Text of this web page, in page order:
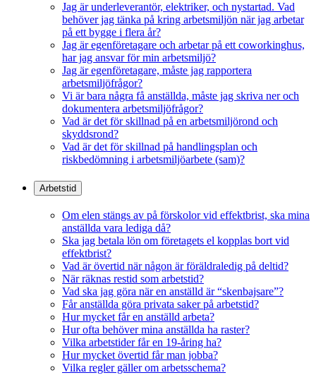
Jag är underleverantör, elektriker, och nystartad. Vad
behöver jag tänka på kring arbetsmiljön när jag arbetar
på ett bygge i flera år?
Jag är egenföretagare och arbetar på ett coworkinghus,
har jag ansvar för min arbetsmiljö?
Jag är egenföretagare, måste jag rapportera
arbetsmiljöfrågor?
Vi är bara några få anställda, måste jag skriva ner och
dokumentera arbetsmiljöfrågor?
Vad är det för skillnad på en arbetsmiljörond och
skyddsrond?
Vad är det för skillnad på handlingsplan och
riskbedömning i arbetsmiljöarbete (sam)?
Arbetstid
Om elen stängs av på förskolor vid effektbrist, ska mina
anställda vara lediga då?
Ska jag betala lön om företagets el kopplas bort vid
effektbrist?
Vad är övertid när någon är föräldraledig på deltid?
När räknas restid som arbetstid?
Vad ska jag göra när en anställd är “skenbajsare”?
Får anställda göra privata saker på arbetstid?
Hur mycket får en anställd arbeta?
Hur ofta behöver mina anställda ha raster?
Vilka arbetstider får en 19-åring ha?
Hur mycket övertid får man jobba?
Vilka regler gäller om arbetsschema?